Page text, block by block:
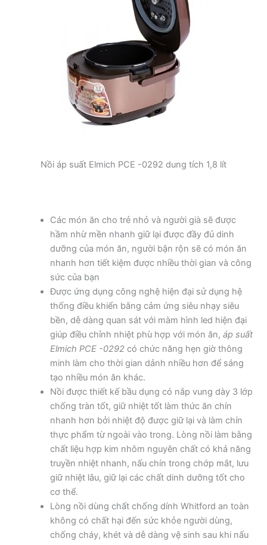
Nồi áp suất Elmich PCE -0292 dung tích 1,8 lít
Các món ăn cho trẻ nhỏ và người già sẽ được
hầm nhừ mền nhanh giữ lại được đầy đủ dinh
dưỡng của món ăn, người bận rộn sẽ có món ăn
nhanh hơn tiết kiệm được nhiều thời gian và công
sức của bạn
Được ứng dụng công nghệ hiện đại sử dụng hệ
thống điều khiển bằng cảm ứng siêu nhạy siêu
bền, dễ dàng quan sát với màm hình led hiện đại
giúp điều chỉnh nhiệt phù hợp với món ăn, áp suất
Elmich PCE -0292có chức năng hẹn giờ thông
minh làm cho thời gian dảnh nhiều hơn để sáng
tạo nhiều món ăn khác.
Nồi được thiết kế bầu dụng có nắp vung dày 3 lớp
chống tràn tốt, giữ nhiệt tốt làm thức ăn chín
nhanh hơn bởi nhiệt độ được giữ lại và làm chín
thực phẩm từ ngoài vào trong. Lòng nồi làm bằng
chất liệu hợp kim nhôm nguyên chất có khả năng
truyền nhiệt nhanh, nấu chín trong chớp mắt, lưu
giữ nhiệt lâu, giữ lại các chất dinh dưỡng tốt cho
cơ thể.
Lòng nồi dùng chất chống dính Whitford an toàn
không có chất hại đến sức khỏe người dùng,
chống cháy, khét và dễ dàng vệ sinh sau khi nấu